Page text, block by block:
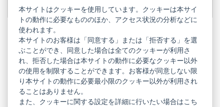
し
タ
ブ
で
開
く）
PENTAX
PENTAX
の
公
式
LINE（新
し
PENTAX
の
公
し
PENTAX
の
公
し
PENTAX
の
公
し
PENTAX
の
公
し
本サイトはクッキーを使用しています。クッキーは本サイ
トの動作に必要なもののほか、アクセス状況の分析などに
使われます。
本サイトのお客様は「同意する」または「拒否する」を選
ぶことができ、同意した場合は全てのクッキーが利用さ
れ、拒否した場合は本サイトの動作に必要なクッキー以外
の使用を制限することができます。お客様が同意しない限
り本サイトの動作に必要最小限のクッキー以外が利用され
ることはありません。
また、クッキーに関する設定を詳細に行いたい場合はこち